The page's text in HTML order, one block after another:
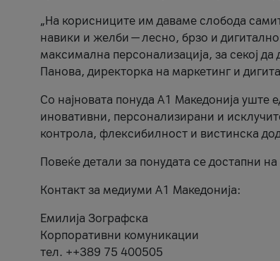
„На корисниците им даваме слобода
навики и желби — лесно, брзо и
максимална персонализација, за секој
Панова, директорка на маркетинг и
Со најновата понуда А1 Македонија уште
иновативни, персонализирани и
контрола, флексибилност и вистинска
Повеќе детали за понудата се достапни
Контакт за медиуми А1 Македонија:
Емилија Зографска
Корпоративни комуникации
тел. ++389 75 400505